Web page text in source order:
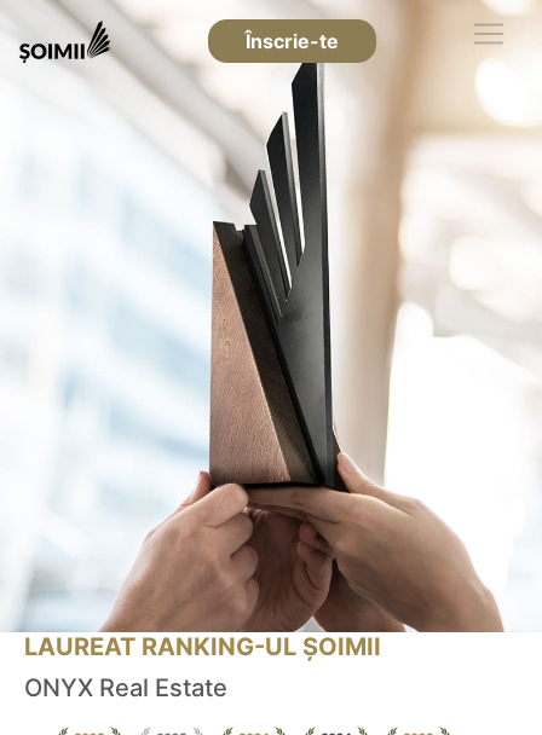
Înscrie-te
LAUREAT RANKING-UL ȘOIMII
ONYX Real Estate